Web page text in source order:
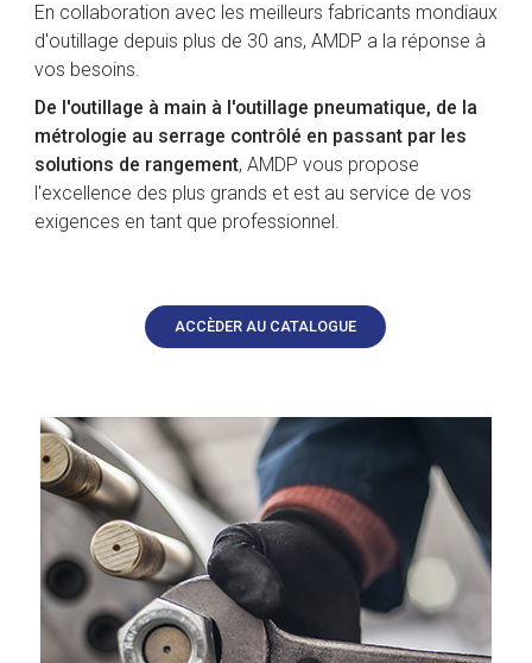
En collaboration avec les meilleurs fabricants mondiaux
d'outillage depuis plus de 30 ans, AMDP a la réponse à
vos besoins.
De l'outillage à main à l'outillage pneumatique, de la
métrologie au serrage contrôlé en passant par les
solutions de rangement, AMDP vous propose
l'excellence des plus grands et est au service de vos
exigences en tant que professionnel.
ACCÈDER AU CATALOGUE